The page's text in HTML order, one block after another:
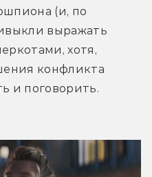
(и, по
выражать
хотя,
конфликта
и поговорить.